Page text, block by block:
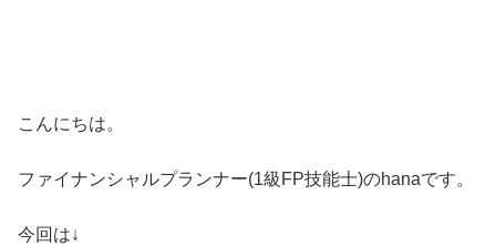
こんにちは。
ファイナンシャルプランナー(1級FP技能士)のhanaです。
今回は↓